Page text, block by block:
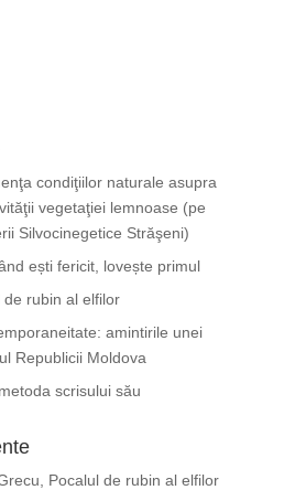
condiţiilor naturale asupra
vegetaţiei lemnoase (pe
Silvocinegetice Străşeni)
ești fericit, lovește primul
rubin al elfilor
amintirile unei
Republicii Moldova
scrisului său
Pocalul de rubin al elfilor